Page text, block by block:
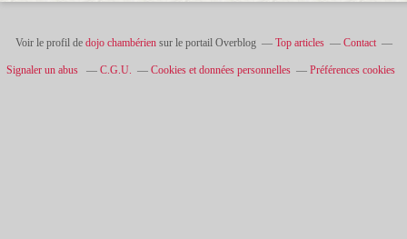
Voir le profil de dojo chambériensur le portail Overblog Top articles Contact
Signaler un abus C.G.U. Cookies et données personnelles Préférences cookies